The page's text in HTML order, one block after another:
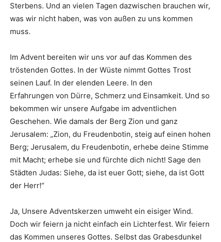
Sterbens. Und an vielen Tagen dazwischen brauchen wir,
was wir nicht haben, was von außen zu uns kommen
muss.
Im Advent bereiten wir uns vor auf das Kommen des
tröstenden Gottes. In der Wüste nimmt Gottes Trost
seinen Lauf. In der elenden Leere. In den
Erfahrungen von Dürre, Schmerz und Einsamkeit. Und so
bekommen wir unsere Aufgabe im adventlichen
Geschehen. Wie damals der Berg Zion und ganz
Jerusalem: „Zion, du Freudenbotin, steig auf einen hohen
Berg; Jerusalem, du Freudenbotin, erhebe deine Stimme
mit Macht; erhebe sie und fürchte dich nicht! Sage den
Städten Judas: Siehe, da ist euer Gott; siehe, da ist Gott
der Herr!“
Ja, Unsere Adventskerzen umweht ein eisiger Wind.
Doch wir feiern ja nicht einfach ein Lichterfest. Wir feiern
das Kommen unseres Gottes. Selbst das Grabesdunkel